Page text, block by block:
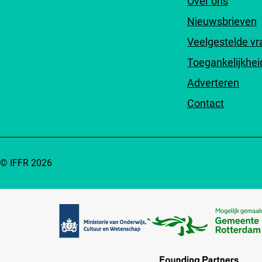
Nieuwsbrieven
Veelgestelde
Adverteren
Contact
© IFFR 2026